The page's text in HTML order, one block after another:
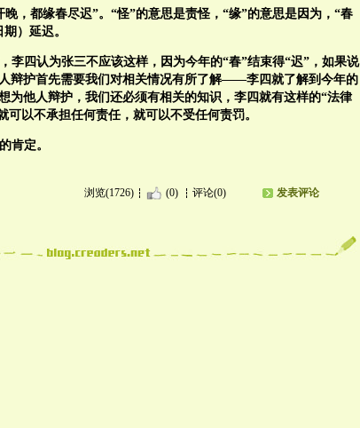
，都缘春尽迟”。“怪”的意思是责怪，“缘”的意思是因为，“春
）延迟。
李四认为张三不应该这样，因为今年的“春”结束得“迟”，如果说
辩护首先需要我们对相关情况有所了解——李四就了解到今年的
为他人辩护，我们还必须有相关的知识，李四就有这样的“法律
以不承担任何责任，就可以不受任何责罚。
肯定。
浏览(1726) (0) 评论(0) 发表评论